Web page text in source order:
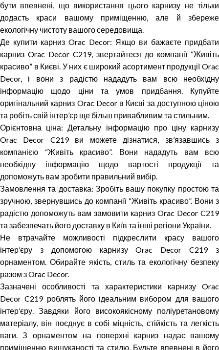
бути впевнені, що використання цього карнизу не тільки
додасть краси вашому приміщенню, але й збереже
екологічну чистоту вашого середовища.
Де купити карниз Orac Decor: Якщо ви бажаєте придбати
карниз Orac Decor C219, звертайтеся до компанії “Живіть
красиво” в Києві. У них є широкий асортимент продукції Orac
Decor, і вони з радістю нададуть вам всю необхідну
інформацію щодо ціни та умов придбання. Купуйте
оригінальний карниз Orac Decor в Києві за доступною ціною
та робіть свій інтер’єр ще більш привабливим та стильним.
Орієнтовна ціна: Детальну інформацію про ціну карнизу
Orac Decor C219 ви можете дізнатися, зв’язавшись з
компанією “Живіть красиво”. Вони нададуть вам всю
необхідну інформацію щодо вартості продукції та
допоможуть вам зробити правильний вибір.
Замовлення та доставка: Зробіть вашу покупку простою та
зручною, звернувшись до компанії “Живіть красиво”. Вони з
радістю допоможуть вам замовити карниз Orac Decor C219
та забезпечать його доставку в Київ та інші регіони України.
Не втрачайте можливості підкреслити красу вашого
інтер’єру з допомогою карнизу Orac Decor C219 з
орнаментом. Обирайте якість, стиль та екологічну безпеку
разом з Orac Decor.
Зазначені особливості та характеристики карнизу Orac
Decor C219 роблять його ідеальним вибором для вашого
інтер’єру. Завдяки його високоякісному поліуретановому
матеріалу, він поєднує в собі міцність, стійкість та легкість
ваги. З орнаментом на поверхні карниз надає вашому
приміщенню вишуканості та стилю. Будьте впевнені в його